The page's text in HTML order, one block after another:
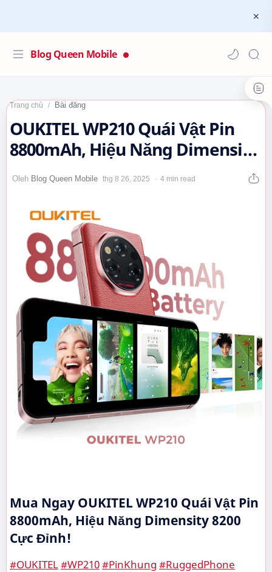
Blog Queen Mobile
Trang chủ Bài đăng
OUKITEL WP210 Quái Vật Pin
8800mAh, Hiệu Năng Dimensity
8200 Cực Đỉnh!…
4 min read
Mua Ngay OUKITEL WP210 Quái Vật Pin
8800mAh, Hiệu Năng Dimensity 8200
Cực Đỉnh!
#OUKITEL#WP210#PinKhung #RuggedPhone